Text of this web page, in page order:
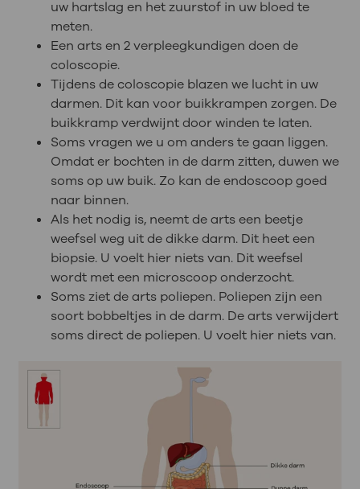
uw hartslag en het zuurstof in uw bloed te
meten.
Een arts en 2 verpleegkundigen doen de
coloscopie.
Tijdens de coloscopie blazen we lucht in uw
darmen. Dit kan voor buikkrampen zorgen. De
buikkramp verdwijnt door winden te laten.
Soms vragen we u om anders te gaan liggen.
Omdat er bochten in de darm zitten, duwen we
soms op uw buik. Zo kan de endoscoop goed
naar binnen.
Als het nodig is, neemt de arts een beetje
weefsel weg uit de dikke darm. Dit heet een
biopsie. U voelt hier niets van. Dit weefsel
wordt met een microscoop onderzocht.
Soms ziet de arts poliepen. Poliepen zijn een
soort bobbeltjes in de darm. De arts verwijdert
soms direct de poliepen. U voelt hier niets van.